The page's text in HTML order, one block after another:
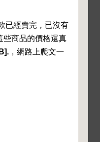
已經賣完，已沒有
些商品的價格還真
，網路上爬文一